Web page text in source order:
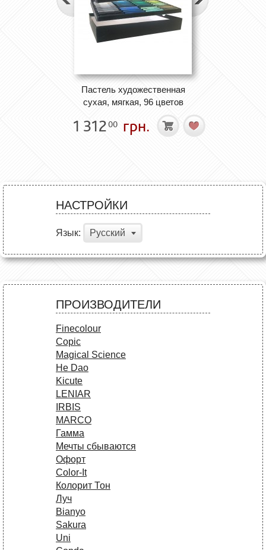
Пастель художественная
сухая, мягкая, 96 цветов
1 31200 грн.
НАСТРОЙКИ
Язык: Русский
ПРОИЗВОДИТЕЛИ
Finecolour
Copic
Magical Science
He Dao
Kicute
LENIAR
IRBIS
MARCO
Гамма
Мечты сбываются
Офорт
Сolor-It
Колорит Тон
Луч
Bianyo
Sakura
Uni